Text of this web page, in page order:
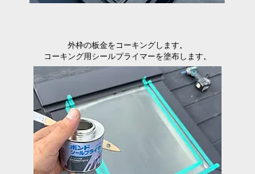
外枠の板金をコーキングします。
コーキング用シールプライマーを塗布します。